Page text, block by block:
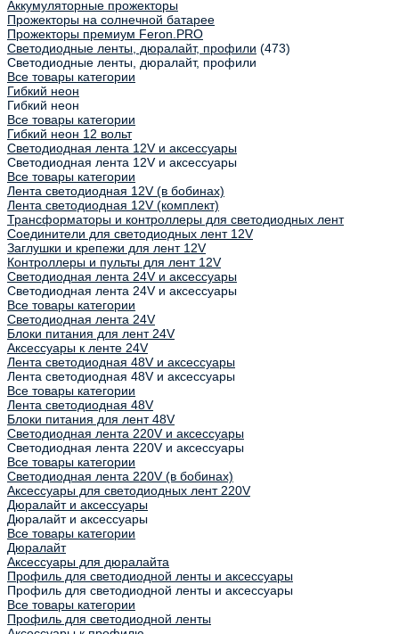
Аккумуляторные прожекторы
Прожекторы на солнечной батарее
Прожекторы премиум Feron.PRO
Светодиодные ленты, дюралайт, профили (473)
Светодиодные ленты, дюралайт, профили
Все товары категории
Гибкий неон
Гибкий неон
Все товары категории
Гибкий неон 12 вольт
Светодиодная лента 12V и аксессуары
Светодиодная лента 12V и аксессуары
Все товары категории
Лента светодиодная 12V (в бобинах)
Лента светодиодная 12V (комплект)
Трансформаторы и контроллеры для светодиодных лент
Соединители для светодиодных лент 12V
Заглушки и крепежи для лент 12V
Контроллеры и пульты для лент 12V
Светодиодная лента 24V и аксессуары
Светодиодная лента 24V и аксессуары
Все товары категории
Светодиодная лента 24V
Блоки питания для лент 24V
Аксессуары к ленте 24V
Лента светодиодная 48V и аксессуары
Лента светодиодная 48V и аксессуары
Все товары категории
Лента светодиодная 48V
Блоки питания для лент 48V
Светодиодная лента 220V и аксессуары
Светодиодная лента 220V и аксессуары
Все товары категории
Светодиодная лента 220V (в бобинах)
Аксессуары для светодиодных лент 220V
Дюралайт и аксессуары
Дюралайт и аксессуары
Все товары категории
Дюралайт
Аксессуары для дюралайта
Профиль для светодиодной ленты и аксессуары
Профиль для светодиодной ленты и аксессуары
Все товары категории
Профиль для светодиодной ленты